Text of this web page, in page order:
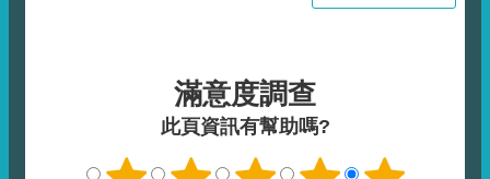
滿意度調查
此頁資訊有幫助嗎?